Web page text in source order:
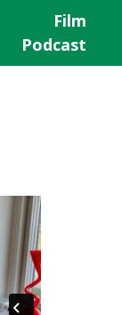
Film
Podcast